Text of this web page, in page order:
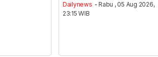
Dailynews - Rabu , 05 Aug 2026,
23:15 WIB